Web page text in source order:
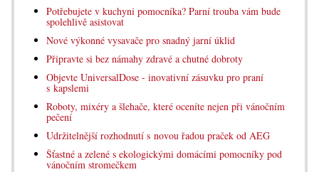
Potřebujete v kuchyni pomocníka? Parní trouba vám bude
spolehlivě asistovat
Nové výkonné vysavače pro snadný jarní úklid
Připravte si bez námahy zdravé a chutné dobroty
Objevte UniversalDose - inovativní zásuvku pro praní
s kapslemi
Roboty, mixéry a šlehače, které oceníte nejen při vánočním
pečení
Udržitelnější rozhodnutí s novou řadou praček od AEG
Šťastné a zelené s ekologickými domácími pomocníky pod
vánočním stromečkem